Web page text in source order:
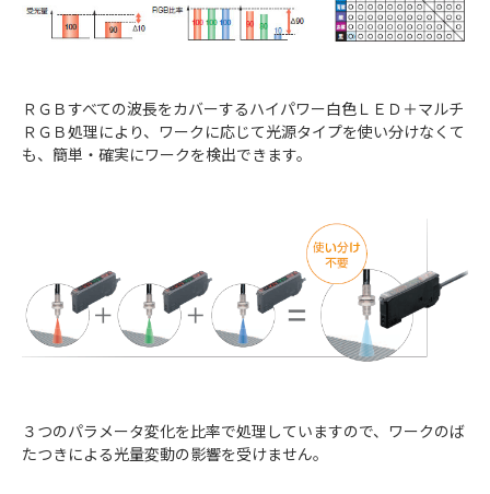
ＲＧＢすべての波長をカバーするハイパワー白色ＬＥＤ＋マルチ
ＲＧＢ処理により、ワークに応じて光源タイプを使い分けなくて
も、簡単・確実にワークを検出できます。
３つのパラメータ変化を比率で処理していますので、ワークのば
たつきによる光量変動の影響を受けません。